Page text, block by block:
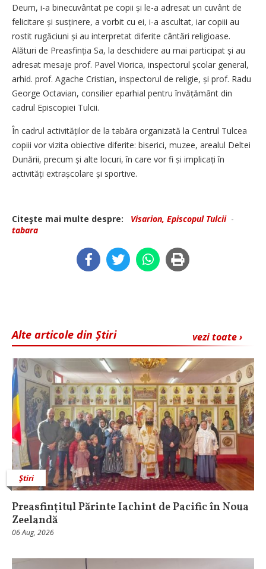
Deum, i-a binecuvântat pe copii și le-a adresat un cuvânt de
felicitare și susținere, a vorbit cu ei, i-a ascultat, iar copiii au
rostit rugăciuni și au interpretat diferite cântări religioase.
Alături de Prea­sfinția Sa, la deschidere au mai participat și au
adresat mesaje prof. Pavel Viorica, inspectorul școlar general,
arhid. prof. Agache Cristian, inspectorul de religie, și prof. Radu
George Octavian, consilier eparhial pentru învățământ din
cadrul Episcopiei Tulcii.
În cadrul activităților de la tabăra organizată la Centrul Tulcea
copiii vor vizita obiective diferite: biserici, muzee, arealul Deltei
Dunării, precum și alte locuri, în care vor fi și implicați în
activități extrașcolare și sportive.
Citeşte mai multe despre: Visarion, Episcopul Tulcii-
tabara
vezi toate ›
Alte articole din Știri
Știri
Preasfințitul Părinte Iachint de Pacific în Noua
Zeelandă
06 Aug, 2026